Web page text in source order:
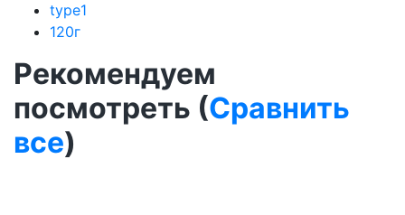
type1
120г
Рекомендуем
посмотреть (Сравнить
все)